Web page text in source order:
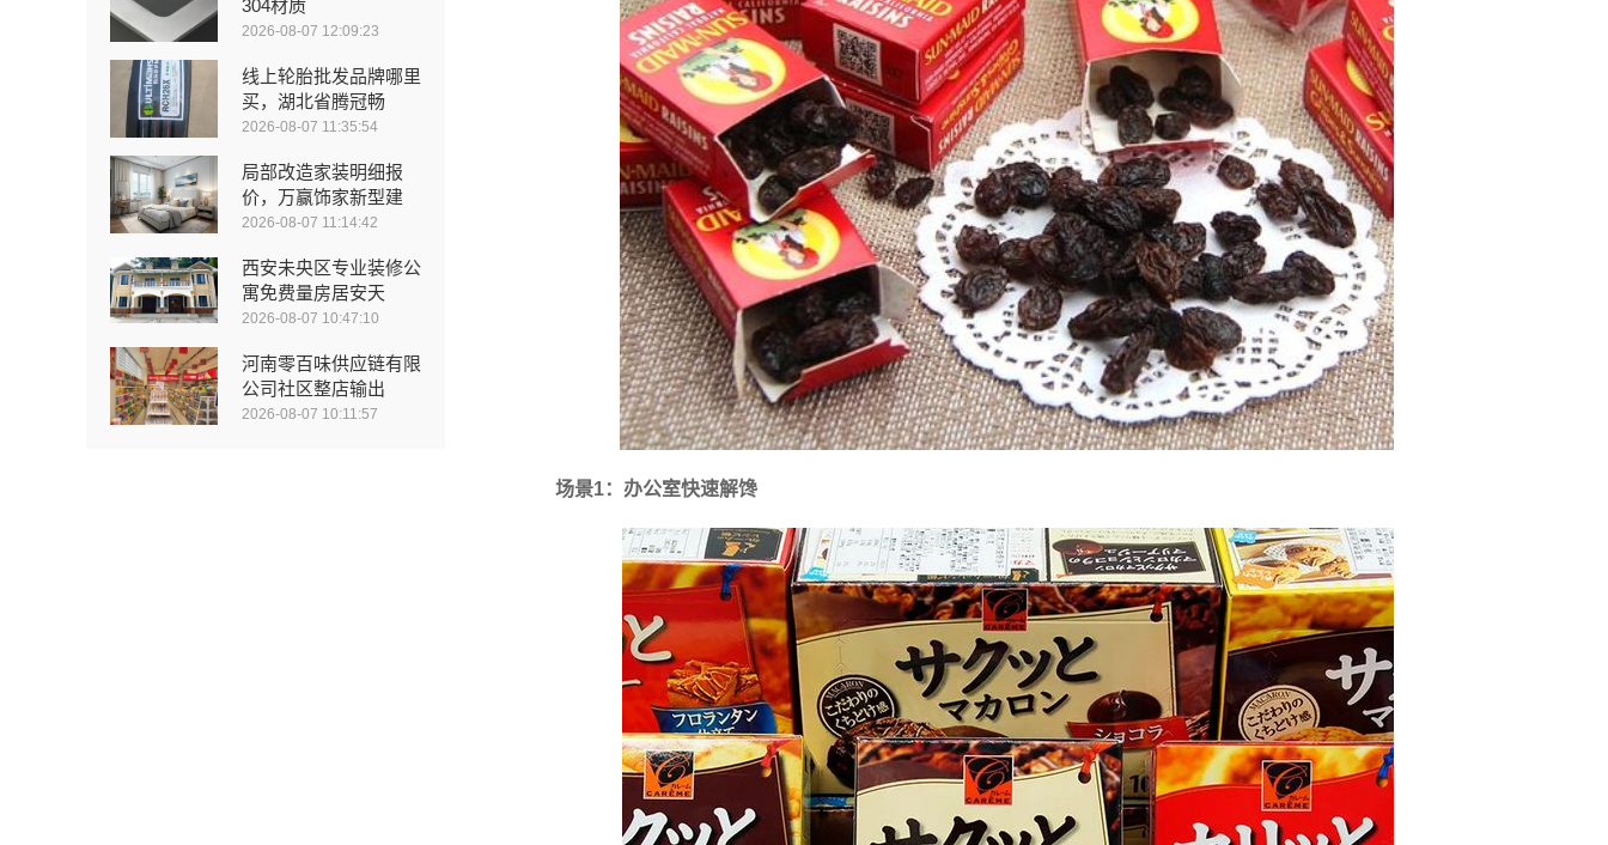
304材质
2026-08-07 12:09:23
线上轮胎批发品牌哪里
买，湖北省腾冠畅
2026-08-07 11:35:54
局部改造家装明细报
价，万赢饰家新型建
2026-08-07 11:14:42
西安未央区专业装修公
寓免费量房居安天
2026-08-07 10:47:10
河南零百味供应链有限
公司社区整店输出
2026-08-07 10:11:57
场景1：办公室快速解馋